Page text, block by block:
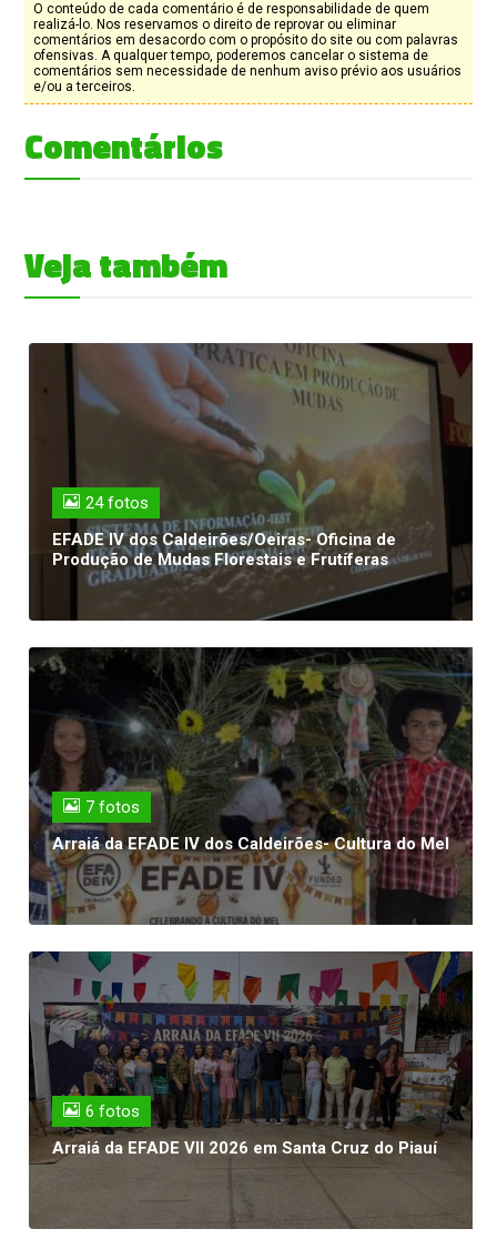
O conteúdo de cada comentário é de responsabilidade de quem
realizá-lo. Nos reservamos o direito de reprovar ou eliminar
comentários em desacordo com o propósito do site ou com palavras
ofensivas. A qualquer tempo, poderemos cancelar o sistema de
comentários sem necessidade de nenhum aviso prévio aos usuários
e/ou a terceiros.
Comentários
Veja também
24 fotos
EFADE IV dos Caldeirões/Oeiras- Oficina de
Produção de Mudas Florestais e Frutíferas
7 fotos
Arraiá da EFADE IV dos Caldeirões- Cultura do Mel
6 fotos
Arraiá da EFADE VII 2026 em Santa Cruz do Piauí